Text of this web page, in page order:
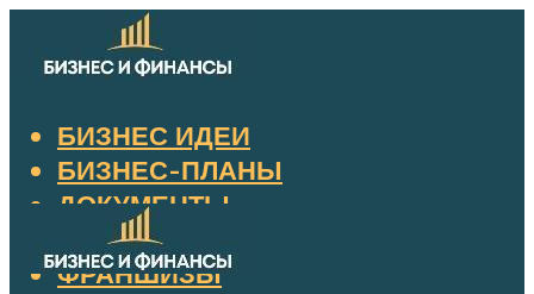
БИЗНЕС ИДЕИ
БИЗНЕС-ПЛАНЫ
ДОКУМЕНТЫ
НАЛОГИ
ФРАНШИЗЫ